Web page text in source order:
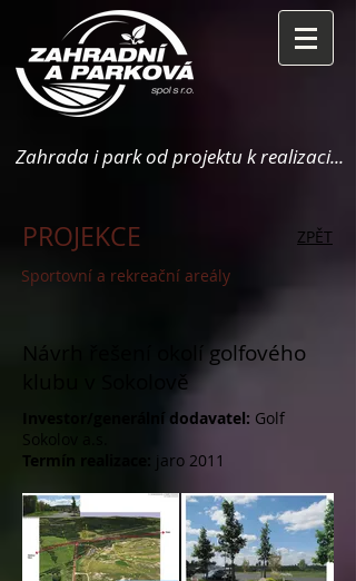
Zahrada i park od projektu k realizaci...
Sportovní a rekreační areály
ZPĚT
PROJEKCE
Návrh řešení okolí golfového
klubu v Sokolově
Investor/generální dodavatel: Golf
Sokolov a.s.
Termín realizace:
jaro 2011